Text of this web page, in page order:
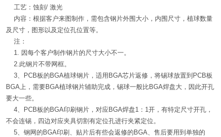
工艺：蚀刻/ 激光
内容：根据客户来图制作，需包含钢片外围大小，内围尺寸，植球数量
及尺寸，图形以及定位孔位置等。
注：
1. 因每个客户制作钢片的尺寸大小不一。
2.此钢片不带网框。
3、PCB板的BGA植球钢片，适用BGA芯片返修，将锡球放置到PCB板
BGA上，需要BGA植球钢片辅助完成，锡球一般比BGA焊盘大，因此开孔
要大一些。
4、PCB板的BGA印刷钢片，对应BGA焊盘1：1开，有特定尺寸开孔，
不会连锡，四边对应夹具切割有定位孔进行夹紧定位。
5、钢网的BGA印刷、贴片后有些会返修的BGA、售后要用到单独的